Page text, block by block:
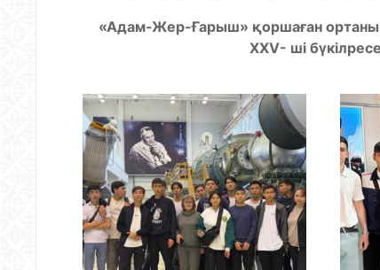
«Адам-Жер-Ғарыш» қоршаған
XXV- ші